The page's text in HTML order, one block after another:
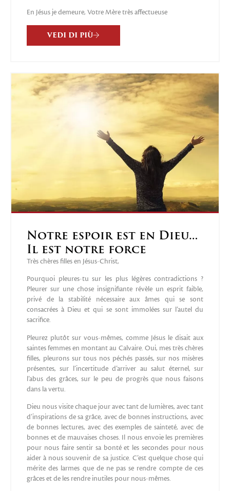
En Jésus je demeure, Votre Mère très affectueuse
VEDI DI PIÙ
Notre espoir est en Dieu…
Il est notre force
Très chères filles en Jésus-Christ,
Pourquoi pleures-tu sur les plus légères contradictions ?
Pleurer sur une chose insignifiante révèle un esprit faible,
privé de la stabilité nécessaire aux âmes qui se sont
consacrées à Dieu et qui se sont immolées sur l’autel du
sacrifice.
Pleurez plutôt sur vous-mêmes, comme Jésus le disait aux
saintes femmes en montant au Calvaire. Oui, mes très chères
filles, pleurons sur tous nos péchés passés, sur nos misères
présentes, sur l’incertitude d’arriver au salut éternel, sur
l’abus des grâces, sur le peu de progrès que nous faisons
dans la vertu.
Dieu nous visite chaque jour avec tant de lumières, avec tant
d’inspirations de sa grâce, avec de bonnes instructions, avec
de bonnes lectures, avec des exemples de sainteté, avec de
bonnes et de mauvaises choses. Il nous envoie les premières
pour nous faire sentir sa bonté et les secondes pour nous
aider à nous souvenir de sa justice. C’est quelque chose qui
mérite des larmes que de ne pas se rendre compte de ces
grâces et de les rendre inutiles pour nous-mêmes.